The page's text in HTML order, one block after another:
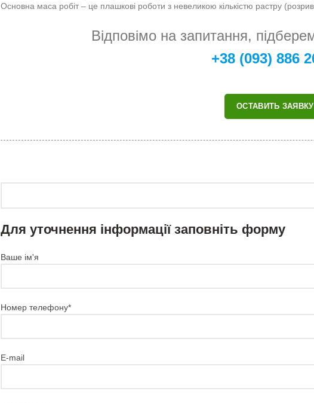
Основна маса робіт – це плашкові роботи з невеликою кількістю растру
Відповімо на запитання,
+38 (093) 886
ОСТАВИТЬ ЗАЯВКУ
Для уточнення інформації заповніть форму
Ваше ім'я
Номер телефону*
E-mail